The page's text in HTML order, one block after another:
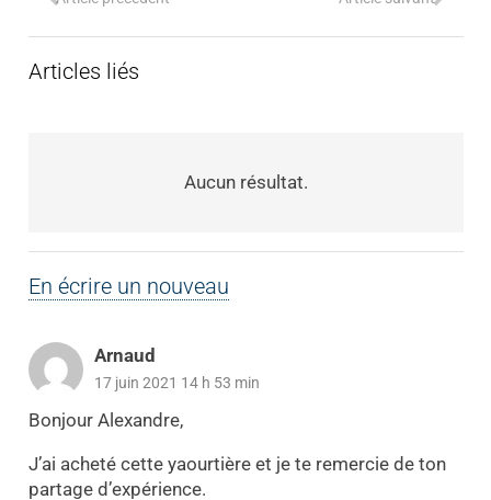
Articles liés
Aucun résultat.
En écrire un nouveau
Arnaud
17 juin 2021 14 h 53 min
Bonjour Alexandre,
J’ai acheté cette yaourtière et je te remercie de ton
partage d’expérience.